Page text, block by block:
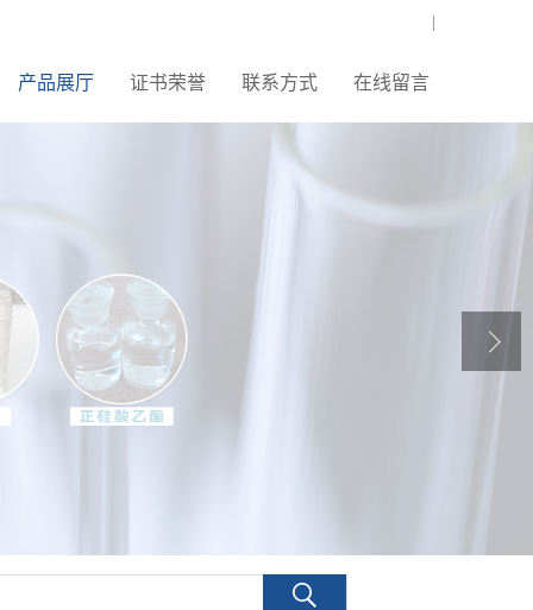
产品展厅 证书荣誉 联系方式 在线留言